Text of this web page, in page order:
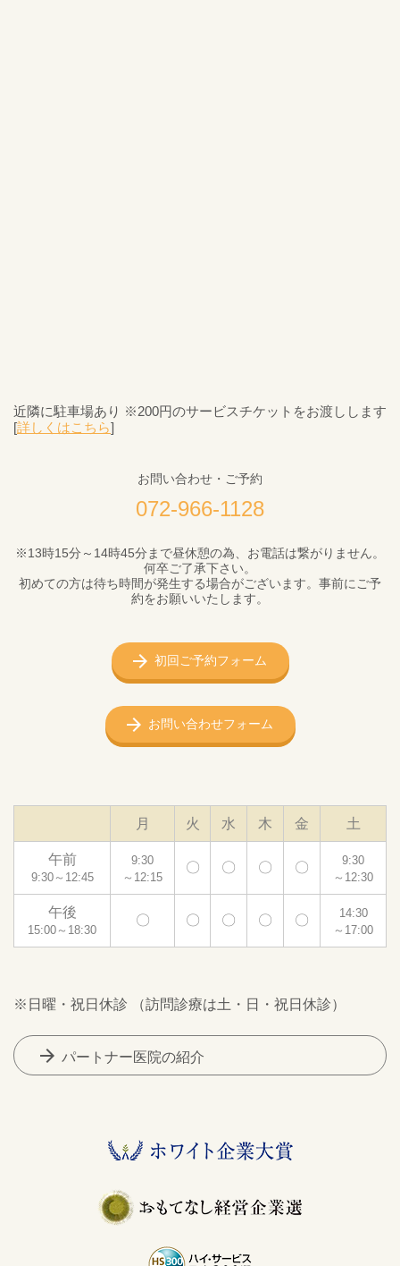
近隣に駐車場あり ※200円のサービスチケットをお渡しします
[詳しくはこちら]
お問い合わせ・ご予約
072-966-1128
※13時15分～14時45分まで昼休憩の為、お電話は繋がりません。
何卒ご了承下さい。
初めての方は待ち時間が発生する場合がございます。事前にご予
約をお願いいたします。
初回ご予約フォーム
お問い合わせフォーム
月 火 水 木 金 土
午前
9:30～12:45
9:30
～12:15
〇 〇 〇 〇
9:30
～12:30
午後
15:00～18:30
〇 〇 〇 〇 〇
14:30
～17:00
※日曜・祝日休診 （訪問診療は土・日・祝日休診）
arrow_forward パートナー医院の紹介